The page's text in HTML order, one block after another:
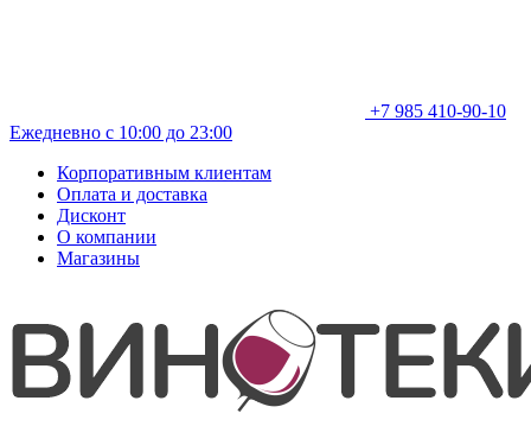
+7 985 410-90-10
Ежедневно с 10:00 до 23:00
Корпоративным клиентам
Оплата и доставка
Дисконт
О компании
Магазины